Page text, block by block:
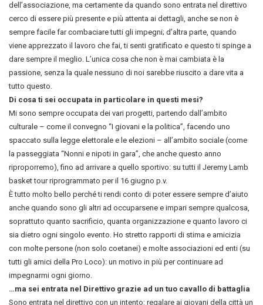
dell’associazione, ma certamente da quando sono entrata nel direttivo
cerco di essere più presente e più attenta ai dettagli, anche se non è
sempre facile far combaciare tutti gli impegni; d’altra parte, quando
viene apprezzato il lavoro che fai, ti senti gratificato e questo ti spinge a
dare sempre il meglio. L’unica cosa che non è mai cambiata è la
passione, senza la quale nessuno di noi sarebbe riuscito a dare vita a
tutto questo.
Di cosa ti sei occupata in particolare in questi mesi?
Mi sono sempre occupata dei vari progetti, partendo dall’ambito
culturale – come il convegno “I giovani e la politica”, facendo uno
spaccato sulla legge elettorale e le elezioni – all’ambito sociale (come
la passeggiata “Nonni e nipoti in gara”, che anche questo anno
riproporremo), fino ad arrivare a quello sportivo: su tutti il Jeremy Lamb
basket tour riprogrammato per il 16 giugno p.v.
È tutto molto bello perché ti rendi conto di poter essere sempre d’aiuto
anche quando sono gli altri ad occuparsene e impari sempre qualcosa,
soprattuto quanto sacrificio, quanta organizzazione e quanto lavoro ci
sia dietro ogni singolo evento. Ho stretto rapporti di stima e amicizia
con molte persone (non solo coetanei) e molte associazioni ed enti (su
tutti gli amici della Pro Loco): un motivo in più per continuare ad
impegnarmi ogni giorno.
…ma sei entrata nel Direttivo grazie ad un tuo cavallo di battaglia
Sono entrata nel direttivo con un intento: regalare ai giovani della città un